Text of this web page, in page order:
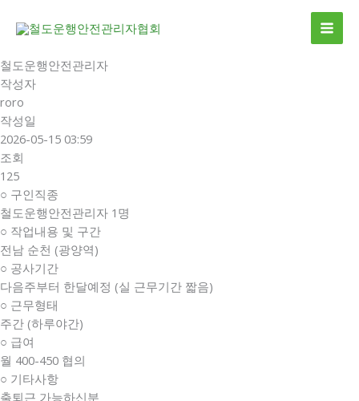
로
건
너
뛰
기
철도운행안전관리자
작성자
roro
작성일
2026-05-15 03:59
조회
125
○ 구인직종
철도운행안전관리자 1명
○ 작업내용 및 구간
전남 순천 (광양역)
○ 공사기간
다음주부터 한달예정 (실 근무기간 짧음)
○ 근무형태
주간 (하루야간)
○ 급여
월 400-450 협의
○ 기타사항
출퇴근 가능하신분